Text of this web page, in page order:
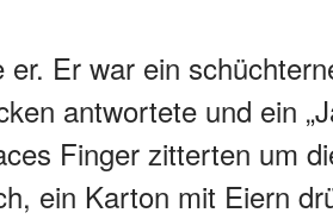
Er war ein
antwortete und ein
Finger zitterten um
ein Karton mit Eiern